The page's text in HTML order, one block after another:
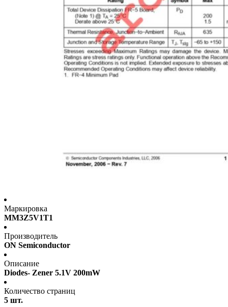
Маркировка
MM3Z5V1T1
Производитель
ON Semiconductor
Описание
Diodes- Zener 5.1V 200mW
Количество страниц
5 шт.